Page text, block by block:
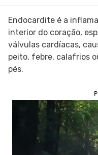
SIGA O TUA
Endocardite é a
interior do coração,
válvulas cardíacas,
peito, febre, calafrios
pés.